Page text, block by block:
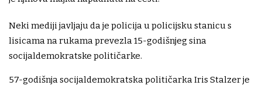
Neki mediji javljaju da je policija u policijsku stanicu s
lisicama na rukama prevezla 15-godišnjeg sina
socijaldemokratske političarke.
57-godišnja socijaldemokratska političarka Iris Stalzer je